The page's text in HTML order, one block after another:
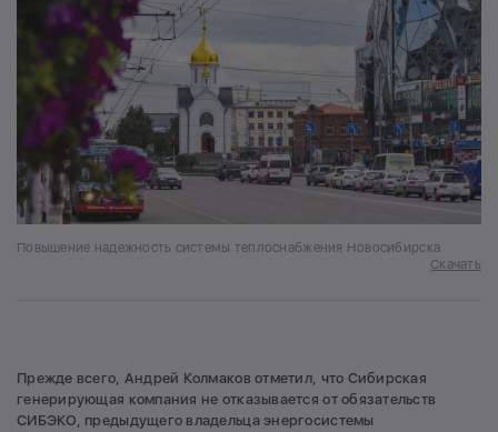
Повышение надежность системы теплоснабжения Новосибирска
Скачать
Прежде всего, Андрей Колмаков отметил, что Сибирская
генерирующая компания не отказывается от обязательств
СИБЭКО, предыдущего владельца энергосистемы